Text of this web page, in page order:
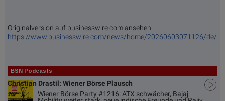
Originalversion auf businesswire.com ansehen:
https://www.businesswire.com/news/home/20260603071126/de/
BSN Podcasts
Christian Drastil: Wiener Börse Plausch
Wiener Börse Party #1216: ATX schwächer, Bajaj